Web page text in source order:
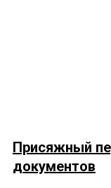
Присяжный
документов